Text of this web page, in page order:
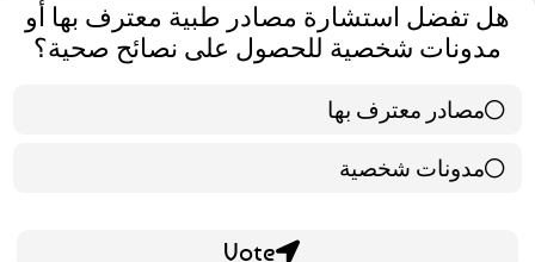
هل تفضل استشارة مصادر طبية معترف بها أو
مدونات شخصية للحصول على نصائح صحية؟
مصادر معترف بها
39 ( 65 % )
مدونات شخصية
21 ( 35 % )